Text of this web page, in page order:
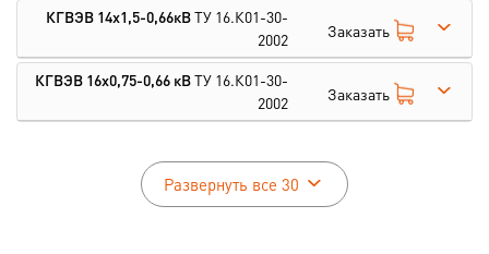
КГВЭВ 14х1,5-0,66кВТУ 16.К01-30-
2002
Заказать
КГВЭВ 16х0,75-0,66 кВТУ 16.К01-30-
2002
Заказать
Развернуть все 30